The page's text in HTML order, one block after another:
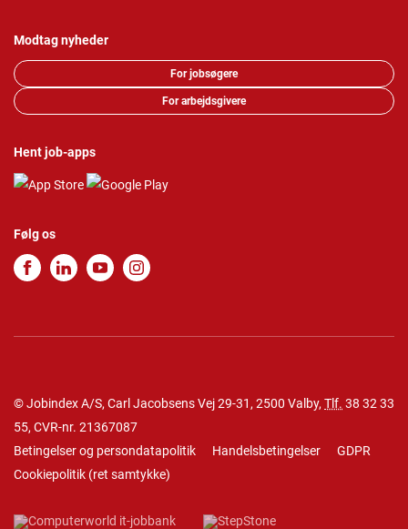
Modtag nyheder
For jobsøgere
For arbejdsgivere
Hent job-apps
Følg os
© Jobindex A/S, Carl Jacobsens Vej 29-31, 2500 Valby, Tlf. 38 32 33
55, CVR-nr. 21367087
Betingelser og persondatapolitik
Handelsbetingelser
GDPR
Cookiepolitik (ret samtykke)